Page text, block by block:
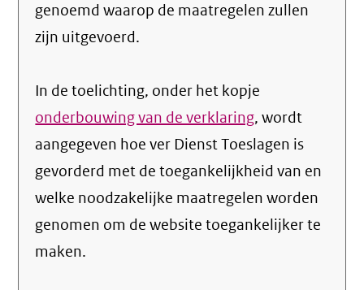
genoemd waarop de maatregelen zullen
zijn uitgevoerd.
In de toelichting, onder het kopje
onderbouwing van de verklaring, wordt
aangegeven hoe ver Dienst Toeslagen is
gevorderd met de toegankelijkheid van en
welke noodzakelijke maatregelen worden
genomen om de website toegankelijker te
maken.